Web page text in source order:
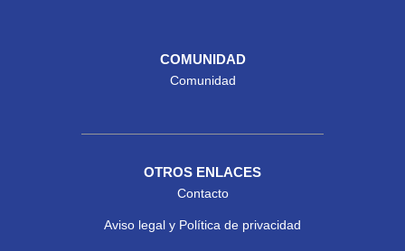
COMUNIDAD
Comunidad
OTROS ENLACES
Contacto
Aviso legal y Política de privacidad